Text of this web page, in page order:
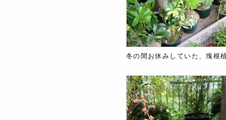
冬の間お休みしていた、塊根